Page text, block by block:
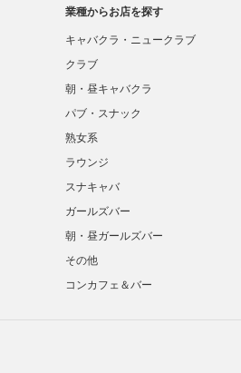
業種からお店を探す
キャバクラ・ニュークラブ
クラブ
朝・昼キャバクラ
パブ・スナック
熟女系
ラウンジ
スナキャバ
ガールズバー
朝・昼ガールズバー
その他
コンカフェ＆バー